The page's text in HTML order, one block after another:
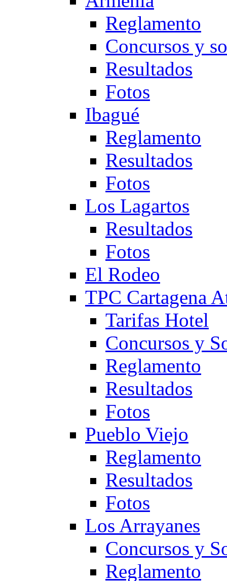
Reglamento
Concursos y
Resultados
Fotos
Ibagué
Reglamento
Resultados
Fotos
Los Lagartos
Resultados
Fotos
El Rodeo
TPC Cartagena
Tarifas Hotel
Concursos y
Reglamento
Resultados
Fotos
Pueblo Viejo
Reglamento
Resultados
Fotos
Los Arrayanes
Concursos y
Reglamento